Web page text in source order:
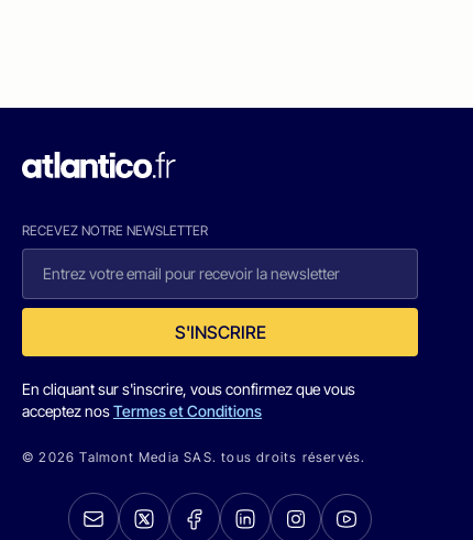
RECEVEZ NOTRE NEWSLETTER
S'INSCRIRE
En cliquant sur s'inscrire, vous confirmez que vous
acceptez nosTermes et Conditions
© 2026 Talmont Media SAS. tous droits réservés.